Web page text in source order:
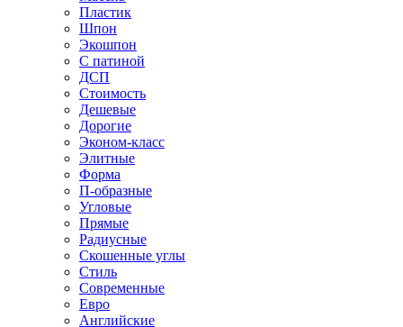
Пластик
Шпон
Экошпон
С патиной
ДСП
Стоимость
Дешевые
Дорогие
Эконом-класс
Элитные
Форма
П-образные
Угловые
Прямые
Радиусные
Скошенные углы
Стиль
Современные
Евро
Английские